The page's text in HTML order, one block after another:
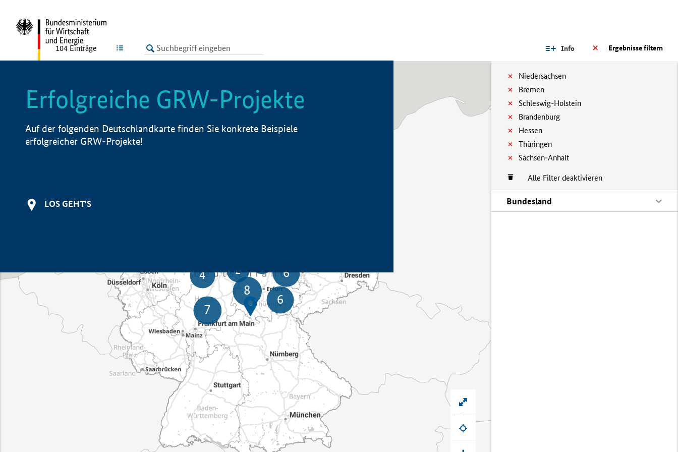
LISTE Ergebnisse filtern
Info
Niedersachsen
Bremen
Schleswig-Holstein
Brandenburg
Hessen
Thüringen
Sachsen-Anhalt
Alle Filter deaktivieren
Bundesland
104 Einträge
Erfolgreiche GRW-Projekte
Auf der folgenden Deutschlandkarte finden Sie konkrete Beispiele
erfolgreicher GRW-Projekte!
LOS GEHT'S